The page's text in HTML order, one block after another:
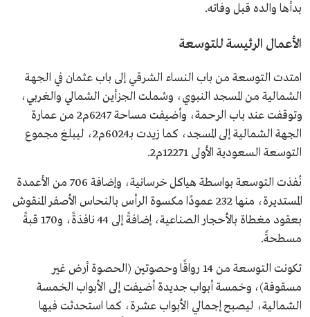
بدأها والده قبل وفاته.
الأعمال الرئيسة للتوسعة
امتدت التوسعة من باب النساء الشرقي إلى باب عثمان في الجهة
الشمالية من المسجد النبوي، وشملت الجزأين الشمالي والغربي،
وتوقفت عند باب الرحمة، وأضيفت مساحة 6247م2 من عمارة
الجهة الشمالية إلى المسجد، كما زيدت بـ6024م2، ليبلغ مجموع
التوسعة السعودية الأولى 12271م2.
نُفذت التوسعة بواسطة هياكل خرسانية، وإضافة 706 من الأعمدة
المستديرة، منها 232 عمودًا مكسوة الرأس بالنحاس الأصفر المنقوش
بعقود مغطاة بالأحجار الصناعية، إضافةً إلى 44 نافذةً، و170 قبةً
مسطحةً.
تكونت التوسعة من 14 رواقًا وحصوتين (الحصوة أرض غير
مسقوفة)، وخمسة أبواب جديدة أضيفت إلى الأبواب الخمسة
الشمالية، ليصبح إجمالي الأبواب عشرة، كما استحدثت فيها